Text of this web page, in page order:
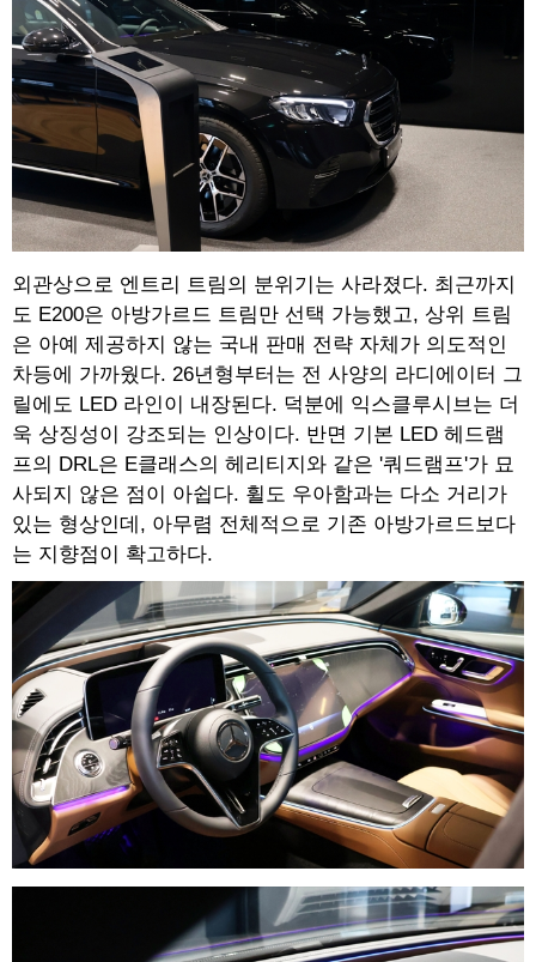
외관상으로 엔트리 트림의 분위기는 사라졌다. 최근까지
도 E200은 아방가르드 트림만 선택 가능했고, 상위 트림
은 아예 제공하지 않는 국내 판매 전략 자체가 의도적인
차등에 가까웠다. 26년형부터는 전 사양의 라디에이터 그
릴에도 LED 라인이 내장된다. 덕분에 익스클루시브는 더
욱 상징성이 강조되는 인상이다. 반면 기본 LED 헤드램
프의 DRL은 E클래스의 헤리티지와 같은 '쿼드램프'가 묘
사되지 않은 점이 아쉽다. 휠도 우아함과는 다소 거리가
있는 형상인데, 아무렴 전체적으로 기존 아방가르드보다
는 지향점이 확고하다.